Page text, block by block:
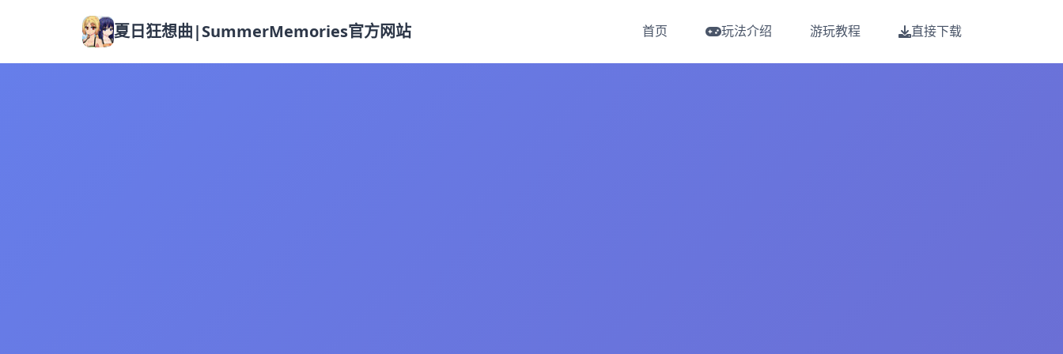
夏日狂想曲|SummerMemories官方网站 首页 玩法介绍 游玩教程 直接下载